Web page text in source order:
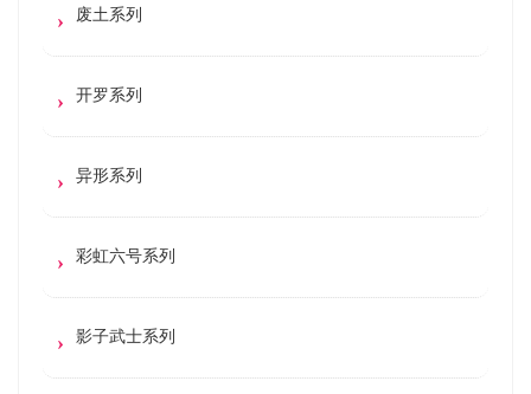
废土系列
开罗系列
异形系列
彩虹六号系列
影子武士系列